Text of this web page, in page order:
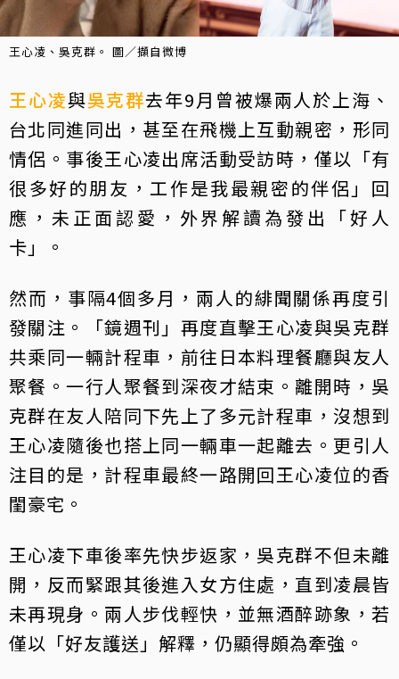
王心凌、吳克群。 圖／擷自微博
王心凌與吳克群去年9月曾被爆兩人於上海、
台北同進同出，甚至在飛機上互動親密，形同
情侶。事後王心凌出席活動受訪時，僅以「有
很多好的朋友，工作是我最親密的伴侶」回
應，未正面認愛，外界解讀為發出「好人
卡」。
然而，事隔4個多月，兩人的緋聞關係再度引
發關注。「鏡週刊」再度直擊王心凌與吳克群
共乘同一輛計程車，前往日本料理餐廳與友人
聚餐。一行人聚餐到深夜才結束。離開時，吳
克群在友人陪同下先上了多元計程車，沒想到
王心凌隨後也搭上同一輛車一起離去。更引人
注目的是，計程車最終一路開回王心凌位的香
閨豪宅。
王心凌下車後率先快步返家，吳克群不但未離
開，反而緊跟其後進入女方住處，直到凌晨皆
未再現身。兩人步伐輕快，並無酒醉跡象，若
僅以「好友護送」解釋，仍顯得頗為牽強。